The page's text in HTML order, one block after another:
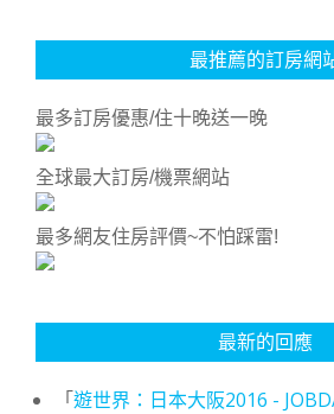
最推薦的訂房網
最多訂房優惠/住十晚送一晚
全球最大訂房/機票網站
最多網友住房評價~不怕踩雷!
最新的回應
「遊世界：日本大阪2016 -